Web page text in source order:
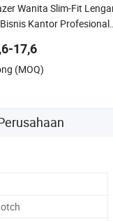
Wanita Slim-Fit
Kantor Profesional
Merah Muda Grosir
17,6
(MOQ)